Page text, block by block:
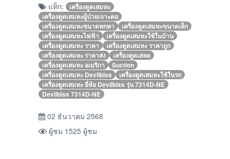
แท็ก:
เครื่องดูดเสมหะ
เครื่องดูดเสมหะผู้ป่วยเจาะคอ
เครื่องดูดเสมหะขนาดพกพา
เครื่องดูดเสมหะขนาดเล็ก
เครื่องดูดเสมหะไฟฟ้า
เครื่องดูดเสมหะใช้ในบ้าน
เครื่องดูดเสมหะ ราคา
เครื่องดูดเสมหะ ราคาถูก
เครื่องดูดเสมหะ ราคาส่ง
เครื่องดูดเสลด
เครื่องดูดเสมหะ อเมริกา
Suction
เครื่องดูดเสมหะ Devilbiss
เครื่องดูดเสมหะใช้ในรถ
เครื่องดูดเสมหะ ยี่ห้อ Devilbiss รุ่น 7314D-NE
Devilbiss 7314D-NE
02 ธันวาคม 2568
ผู้ชม 1525 ผู้ชม